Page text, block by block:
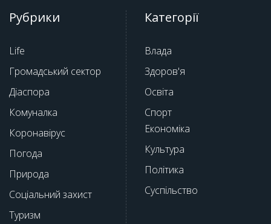
Рубрики
Life
Громадський сектор
Діаспора
Комуналка
Коронавірус
Погода
Природа
Соціальний захист
Туризм
Категорії
Влада
Здоров'я
Освіта
Спорт
Економіка
Культура
Політика
Суспільство